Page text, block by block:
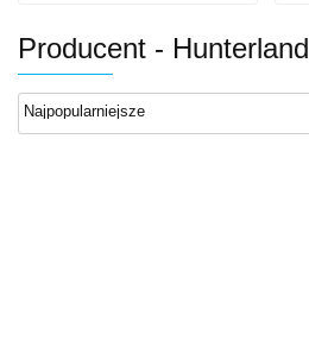
Producent - Hunterland